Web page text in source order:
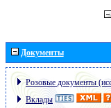
Документы
Розовые документы
Вклады